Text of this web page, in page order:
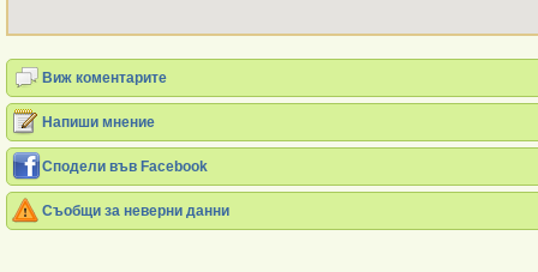
Виж коментарите
Напиши мнение
Сподели във Facebook
Съобщи за неверни данни